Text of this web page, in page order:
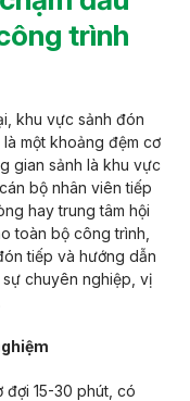
trình
khu vực sảnh đón
một khoảng đệm cơ
gian sảnh là khu vực
bộ nhân viên tiếp
hay trung tâm hội
toàn bộ công trình,
tiếp và hướng dẫn
chuyên nghiệp, vị
đợi 15-30 phút, có